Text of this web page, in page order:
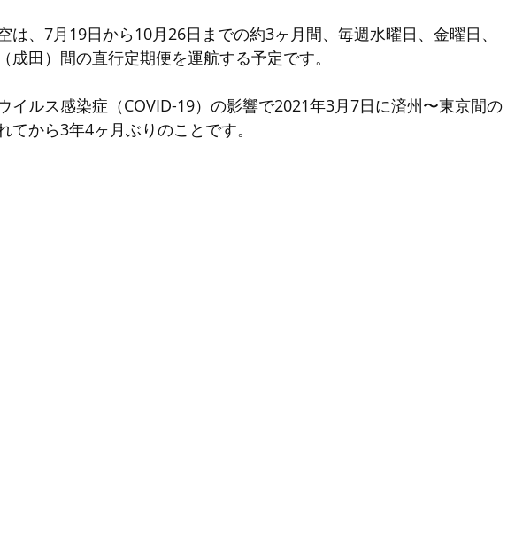
は、7月19日から10月26日までの約3ヶ月間、毎週水曜日、金曜日、
成田）間の直行定期便を運航する予定です。
イルス感染症（COVID-19）の影響で2021年3月7日に済州〜東京間の
てから3年4ヶ月ぶりのことです。